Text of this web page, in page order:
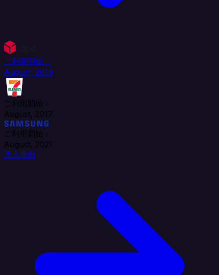
ご利用開始：
August, 2019
ご利用開始：
August, 2017
ご利用開始：
August, 2021
導入事例